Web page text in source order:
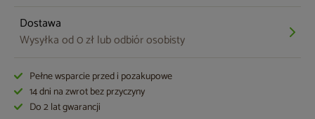
Dostawa
Wysyłka od 0 zł lub odbiór osobisty
Pełne wsparcie przed i pozakupowe
14 dni na zwrot bez przyczyny
Do 2 lat gwarancji